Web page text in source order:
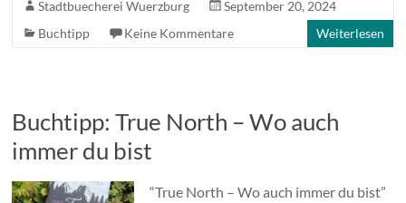
Stadtbuecherei Wuerzburg
September 20, 2024
Buchtipp
Keine Kommentare Weiterlesen
Buchtipp: True North – Wo auch
immer du bist
“True North – Wo auch immer du bist”